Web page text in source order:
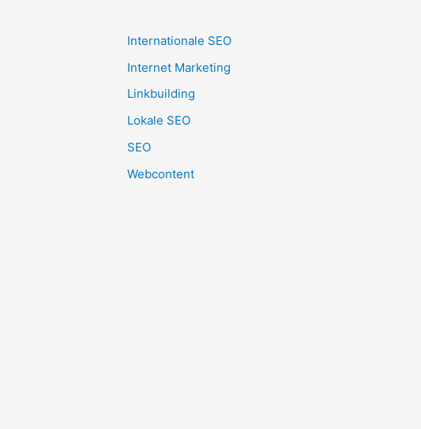
Internationale SEO
Internet Marketing
Linkbuilding
Lokale SEO
SEO
Webcontent